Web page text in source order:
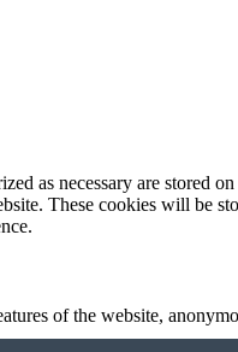
as necessary are stored
These cookies will be
of the website,